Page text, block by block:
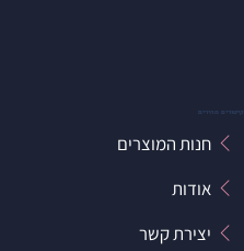
קישורים מהירים
חנות המוצרים
אודות
יצירת קשר